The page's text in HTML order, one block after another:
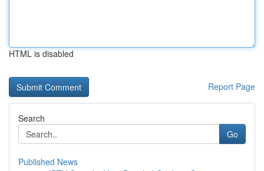
HTML is disabled
Report Page
Search
Go
Published News